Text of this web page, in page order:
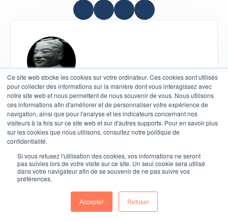
Ce site web stocke les cookies sur votre ordinateur. Ces cookies sont utilisés
pour collecter des informations sur la manière dont vous interagissez avec
notre site web et nous permettent de nous souvenir de vous. Nous utilisons
ces informations afin d'améliorer et de personnaliser votre expérience de
navigation, ainsi que pour l'analyse et les indicateurs concernant nos
visiteurs à la fois sur ce site web et sur d'autres supports. Pour en savoir plus
sur les cookies que nous utilisons, consultez notre politique de
confidentialité.
Si vous refusez l'utilisation des cookies, vos informations ne seront
pas suivies lors de votre visite sur ce site. Un seul cookie sera utilisé
dans votre navigateur afin de se souvenir de ne pas suivre vos
préférences.
Accepter Refuser
Sun Tzu
Né dans un contexte de guerre et de
compétition permanente, Sun Tzu a bâti une
philosophie simple : La victoire ne vient pas de la
force, mais de la stratégie. Chez Stratenet, il
incarne : La capacité à anticiper le marché
plutôt que le subir L’obsession de gagner sans
gaspiller de ressources L’art de transformer des
données en décisions stratégiques Une vision où
marketing, sales et ops ne font qu’un système